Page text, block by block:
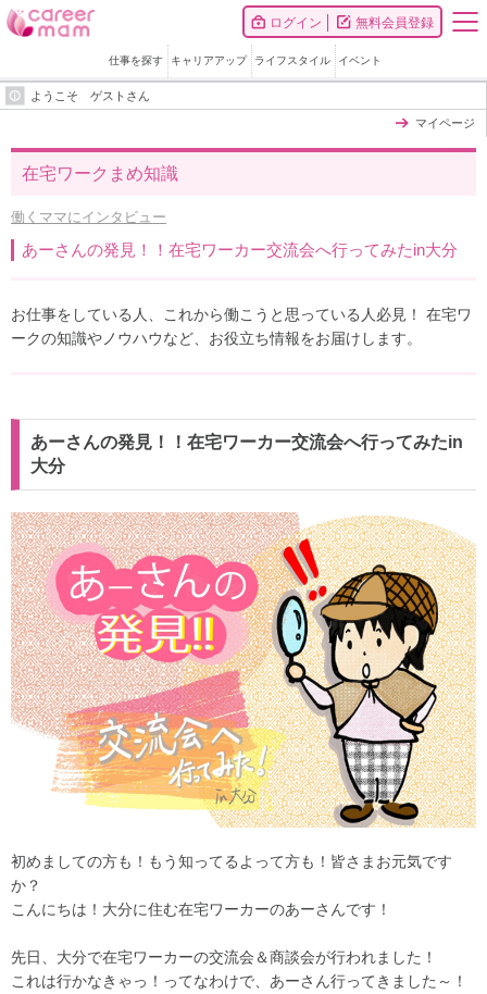
ログイン 無料会員登録
仕事を探す キャリアアップ ライフスタイル イベント
ようこそ ゲストさん
マイページ
在宅ワークまめ知識
働くママにインタビュー
あーさんの発見！！在宅ワーカー交流会へ行ってみたin大分
お仕事をしている人、これから働こうと思っている人必見！ 在宅ワ
ークの知識やノウハウなど、お役立ち情報をお届けします。
あーさんの発見！！在宅ワーカー交流会へ行ってみたin
大分
初めましての方も！もう知ってるよって方も！皆さまお元気です
か？
こんにちは！大分に住む在宅ワーカーのあーさんです！
先日、大分で在宅ワーカーの交流会＆商談会が行われました！
これは行かなきゃっ！ってなわけで、あーさん行ってきました～！